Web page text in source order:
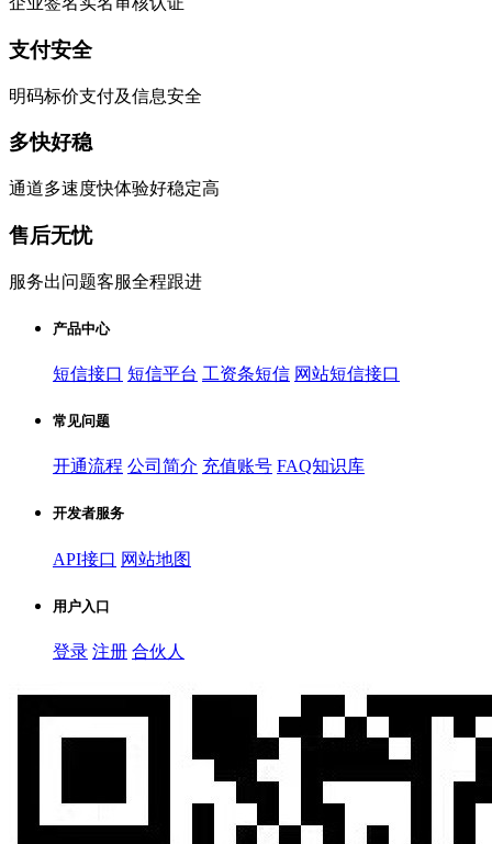
支付安全
明码标价支付及信息安全
多快好稳
通道多速度快体验好稳定高
售后无忧
服务出问题客服全程跟进
产品中心
短信接口 短信平台 工资条短信 网站短信接口
常见问题
开通流程 公司简介 充值账号 FAQ知识库
开发者服务
API接口 网站地图
用户入口
登录 注册 合伙人